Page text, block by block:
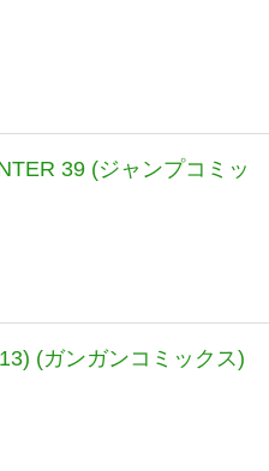
39 (ジャンプコミッ
(ガンガンコミックス)